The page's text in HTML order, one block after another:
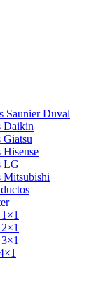
Saunier Duval
Daikin
Giatsu
Hisense
LG
Mitsubishi